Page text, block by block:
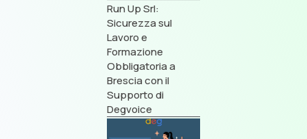
Run Up Srl:
Sicurezza sul
Lavoro e
Formazione
Obbligatoria a
Brescia con il
Supporto di
Degvoice